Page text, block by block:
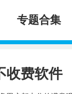
专题合集
收费软件